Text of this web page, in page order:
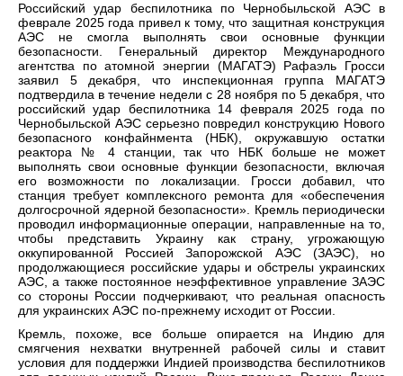
Российский удар беспилотника по Чернобыльской АЭС в
феврале 2025 года привел к тому, что защитная конструкция
АЭС не смогла выполнять свои основные функции
безопасности. Генеральный директор Международного
агентства по атомной энергии (МАГАТЭ) Рафаэль Гросси
заявил 5 декабря, что инспекционная группа МАГАТЭ
подтвердила в течение недели с 28 ноября по 5 декабря, что
российский удар беспилотника 14 февраля 2025 года по
Чернобыльской АЭС серьезно повредил конструкцию Нового
безопасного конфайнмента (НБК), окружавшую остатки
реактора № 4 станции, так что НБК больше не может
выполнять свои основные функции безопасности, включая
его возможности по локализации. Гросси добавил, что
станция требует комплексного ремонта для «обеспечения
долгосрочной ядерной безопасности». Кремль периодически
проводил информационные операции, направленные на то,
чтобы представить Украину как страну, угрожающую
оккупированной Россией Запорожской АЭС (ЗАЭС), но
продолжающиеся российские удары и обстрелы украинских
АЭС, а также постоянное неэффективное управление ЗАЭС
со стороны России подчеркивают, что реальная опасность
для украинских АЭС по-прежнему исходит от России.
Кремль, похоже, все больше опирается на Индию для
смягчения нехватки внутренней рабочей силы и ставит
условия для поддержки Индией производства беспилотников